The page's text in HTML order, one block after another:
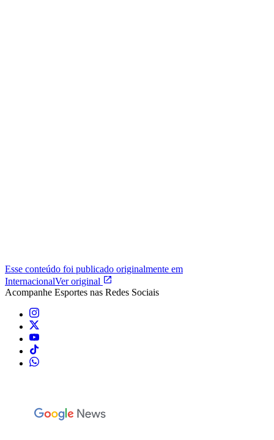
Esse conteúdo foi publicado originalmente em
InternacionalVer original
Acompanhe Esportes nas Redes Sociais